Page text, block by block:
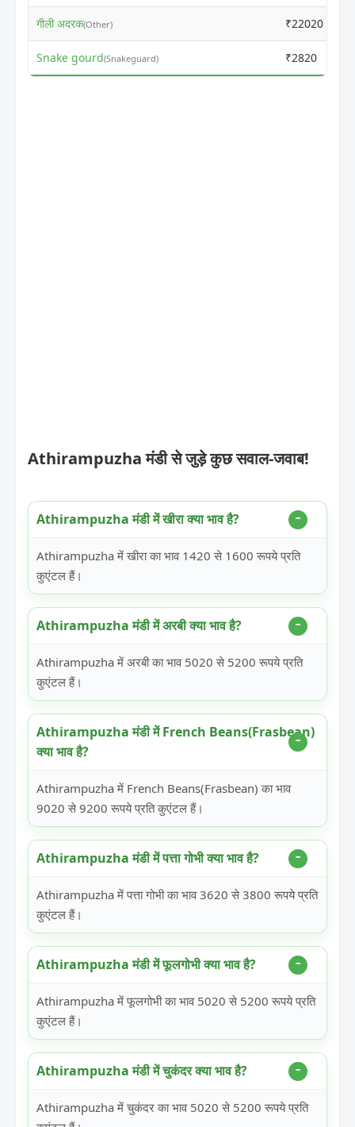
गीली अदरक(Other) ₹22020
Snake gourd(Snakeguard) ₹2820
Athirampuzha मंडी से जुड़े कुछ सवाल-जवाब!
Athirampuzha मंडी में खीरा क्या भाव है?
Athirampuzha में खीरा का भाव 1420 से 1600 रूपये प्रति
कुएंटल हैं।
Athirampuzha मंडी में अरबी क्या भाव है?
Athirampuzha में अरबी का भाव 5020 से 5200 रूपये प्रति
कुएंटल हैं।
Athirampuzha मंडी में French Beans(Frasbean)
क्या भाव है?
Athirampuzha में French Beans(Frasbean) का भाव
9020 से 9200 रूपये प्रति कुएंटल हैं।
Athirampuzha मंडी में पत्ता गोभी क्या भाव है?
Athirampuzha में पत्ता गोभी का भाव 3620 से 3800 रूपये प्रति
कुएंटल हैं।
Athirampuzha मंडी में फूलगोभी क्या भाव है?
Athirampuzha में फूलगोभी का भाव 5020 से 5200 रूपये प्रति
कुएंटल हैं।
Athirampuzha मंडी में चुकंदर क्या भाव है?
Athirampuzha में चुकंदर का भाव 5020 से 5200 रूपये प्रति